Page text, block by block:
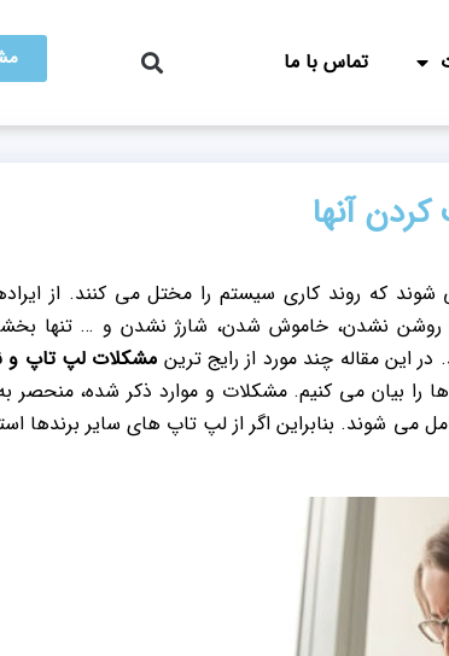
تماس با ما
آنها
که روند کاری سیستم را مختل می کنند. از
روشن نشدن، خاموش شدن، شارژ نشدن و … تنها
مقاله چند مورد از رایج ترین مشکلات لپ تاپ و
را بیان می کنیم. مشکلات و موارد ذکر شده، منحصر
می شوند. بنابراین اگر از لپ تاپ های سایر برندها